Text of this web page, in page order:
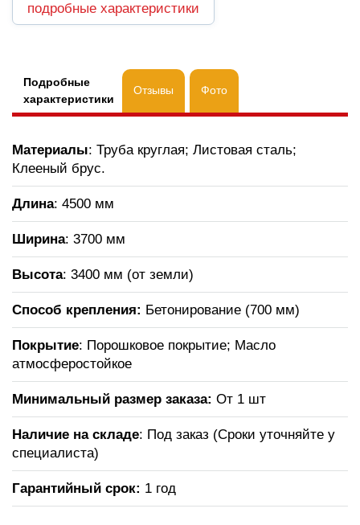
подробные характеристики
Подробные
характеристики
Отзывы Фото
Материалы: Труба круглая; Листовая сталь;
Клееный брус.
Длина: 4500 мм
Ширина: 3700 мм
Высота: 3400 мм (от земли)
Способ крепления: Бетонирование (700 мм)
Покрытие: Порошковое покрытие; Масло
атмосферостойкое
Минимальный размер заказа: От 1 шт
Наличие на складе: Под заказ (Сроки уточняйте у
специалиста)
Гарантийный срок: 1 год